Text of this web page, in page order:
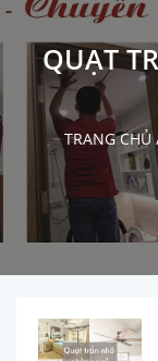
QUẠT
TRANG CHỦ